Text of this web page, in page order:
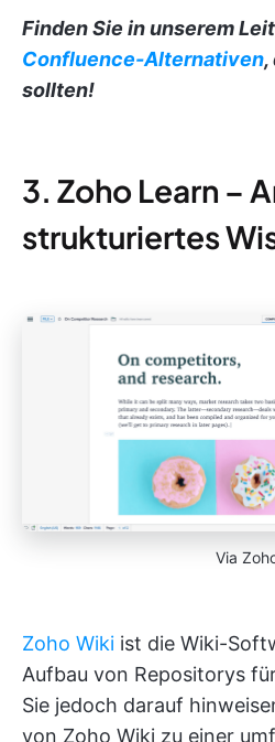
Finden Sie in unserem
Confluence-Alternativen,
sollten!
3. Zoho Learn –
strukturiertes
Via
Zoho Wiki ist die Wiki-
Aufbau von Repositorys
Sie jedoch darauf
von Zoho Wiki zu einer